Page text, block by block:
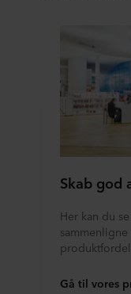
Skab god
Her kan du
Gå til vores